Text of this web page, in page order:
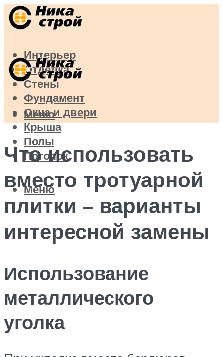
Интерьер
Отделка
Стены
Фундамент
Окна и двери
Крыша
Полы
Потолок
Меню
Меню
Что использовать
вместо тротуарной
плитки – варианты
интересной замены
Использование
металлического
уголка